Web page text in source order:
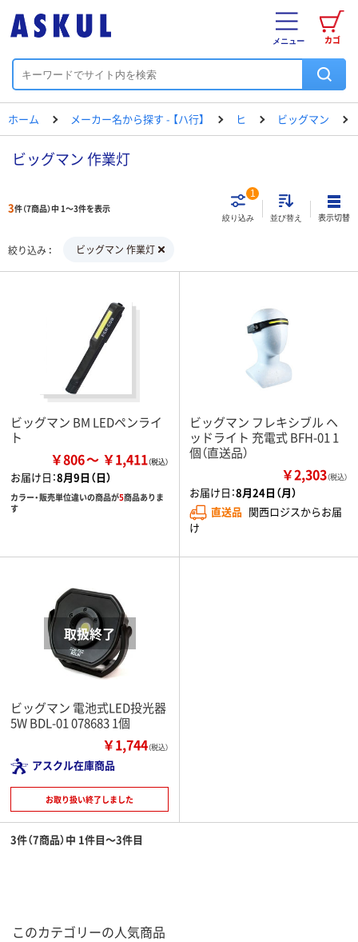
カゴ
メニュー
ホーム メーカー名から探す - 【ハ行】 ヒ ビッグマン
ビッグマン 作業灯
3件（7商品）中 1～3件を表示
絞り込み
1
並び替え 表示切替
絞り込み ビッグマン 作業灯
ビッグマン BM LEDペンライ
ト
￥806 ￥1,411
お届け日：8月9日（日）
カラー・販売単位違いの商品が5商品ありま
す
ビッグマン フレキシブル ヘ
ッドライト 充電式 BFH-01 1
個（直送品）
￥2,303（税込）
お届け日：8月24日（月）
直送品 関西ロジスからお届
け
ビッグマン 電池式LED投光器
5W BDL-01 078683 1個
￥1,744（税込）
アスクル在庫商品
お取り扱い終了しました
3件（7商品）中 1件目～3件目
このカテゴリーの人気商品